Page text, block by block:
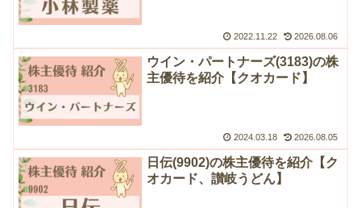
2022.11.22 2026.08.06
ウイン・パートナーズ(3183)の株
主優待を紹介【クオカード】
2024.03.18 2026.08.05
日伝(9902)の株主優待を紹介【ク
オカード、讃岐うどん】